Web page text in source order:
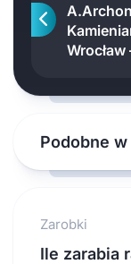
Wrocław
Podobne
Zarobki
Ile zarabia